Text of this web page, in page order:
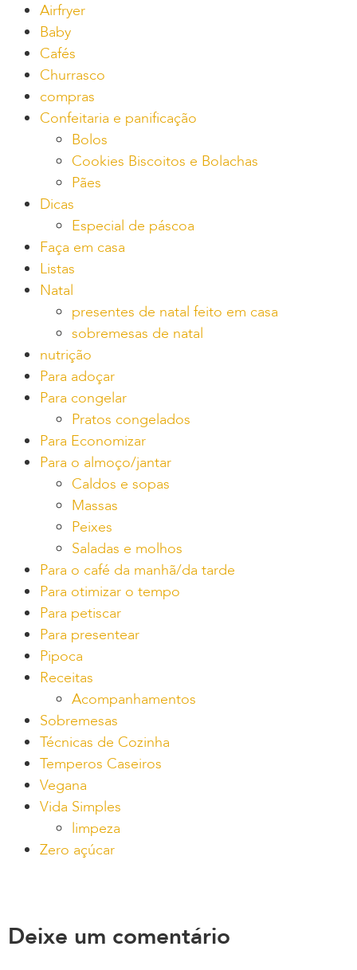
Airfryer
Baby
Cafés
Churrasco
compras
Confeitaria e panificação
Bolos
Cookies Biscoitos e Bolachas
Pães
Dicas
Especial de páscoa
Faça em casa
Listas
Natal
presentes de natal feito em casa
sobremesas de natal
nutrição
Para adoçar
Para congelar
Pratos congelados
Para Economizar
Para o almoço/jantar
Caldos e sopas
Massas
Peixes
Saladas e molhos
Para o café da manhã/da tarde
Para otimizar o tempo
Para petiscar
Para presentear
Pipoca
Receitas
Acompanhamentos
Sobremesas
Técnicas de Cozinha
Temperos Caseiros
Vegana
Vida Simples
limpeza
Zero açúcar
Deixe um comentário